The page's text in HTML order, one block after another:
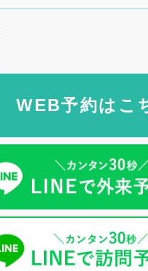
WEB予約はこ